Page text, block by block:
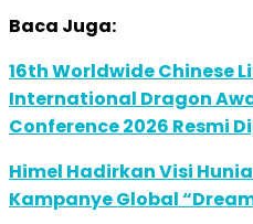
Baca Juga:
16th Worldwide Chinese
International Dragon
Conference 2026 Resmi
Himel Hadirkan Visi
Kampanye Global